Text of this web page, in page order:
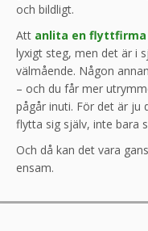
och bildligt.
Att anlita en flyttfirma
lyxigt steg, men det är i
välmående. Någon
– och du får mer
pågår inuti. För det är ju
flytta sig själv, inte bara
Och då kan det vara
ensam.